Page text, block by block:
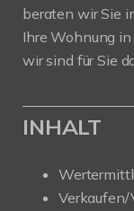
beraten wir Sie
Ihre Wohnung
wir sind für Sie
INHALT
Verkaufen/